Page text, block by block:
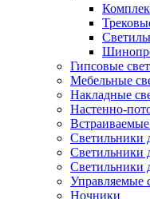
Гипсовые
Мебельные
Накладные
Настенно-
Светильники
Светильники
Светильники
Управляемые
Ночники